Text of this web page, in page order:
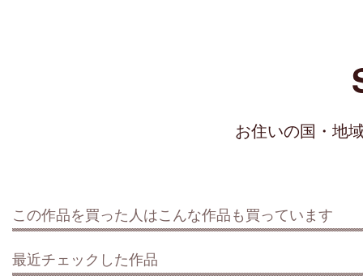
お住いの国・地
この作品を買った人はこんな作品も買っています
最近チェックした作品